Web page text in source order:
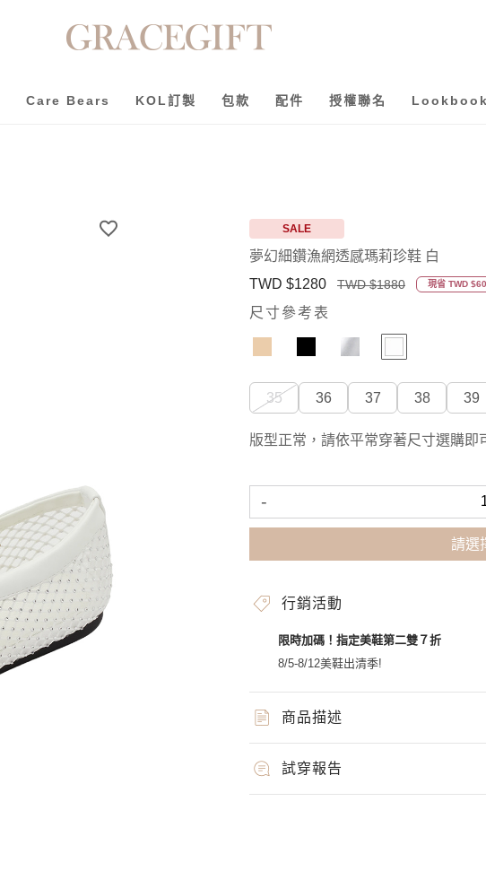
Care Bears KOL訂製 包款 配件 授權聯名 Lookbook
SALE
夢幻細鑽漁網透感瑪莉珍鞋 白
TWD $1280
TWD $1880 現省 TWD
尺寸參考表
35 36 37 38 39
版型正常，請依平常穿著尺寸選購即
-
請選
行銷活動
限時加碼！指定美鞋第二雙７折
8/5-8/12美鞋出清季!
商品描述
試穿報告